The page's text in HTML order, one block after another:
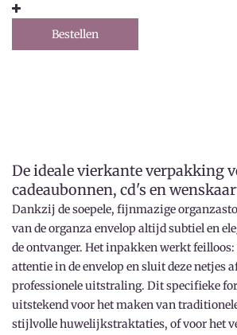
Bestellen
De ideale vierkante verpakking
cadeaubonnen, cd's en
Dankzij de soepele, fijnmazige
van de organza envelop altijd subtiel en
de ontvanger. Het inpakken werkt
attentie in de envelop en sluit deze netjes
professionele uitstraling. Dit specifieke
uitstekend voor het maken van
stijlvolle huwelijkstraktaties, of voor het